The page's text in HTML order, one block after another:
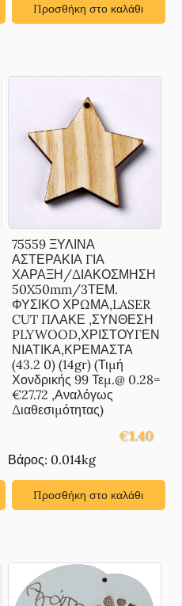
Προσθήκη στο καλάθι
75559 ΞΥΛΙΝΑ
ΑΣΤΕΡΑΚΙΑ ΓΙΑ
ΧΑΡΑΞΗ/ΔΙΑΚΟΣΜΗΣΗ
50X50mm/3ΤΕΜ.
ΦΥΣΙΚΟ ΧΡΩΜΑ,LASER
CUT ΠΛΑΚΕ ,ΣΥΝΘΕΣΗ
PLYWOOD,ΧΡΙΣΤΟΥΓΕΝ
ΝΙΑΤΙΚΑ,ΚΡΕΜΑΣΤΑ
(43.2 0) (14gr) (Τιμή
Χονδρικής 99 Τεμ.@ 0.28=
€27.72 ,Αναλόγως
Διαθεσιμότητας)
€1.40
Βάρος: 0.014kg
Προσθήκη στο καλάθι